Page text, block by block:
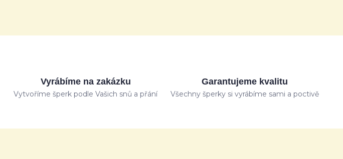
Vyrábíme na zakázku
Vytvoříme šperk podle Vašich snů a přání
Garantujeme kvalitu
Všechny šperky si vyrábíme sami a poctivě